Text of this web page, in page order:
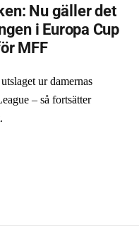
Nu gäller det
i Europa Cup
MFF
ur damernas
– så fortsätter